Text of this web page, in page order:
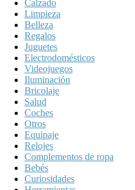
Calzado
Limpieza
Belleza
Regalos
Juguetes
Electrodomésticos
Videojuegos
Iluminación
Bricolaje
Salud
Coches
Otros
Equipaje
Relojes
Complementos de ropa
Bebés
Curiosidades